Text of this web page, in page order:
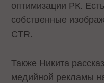
оптимизации РК.
собственные
CTR.
Также Никита
медийной рекламы